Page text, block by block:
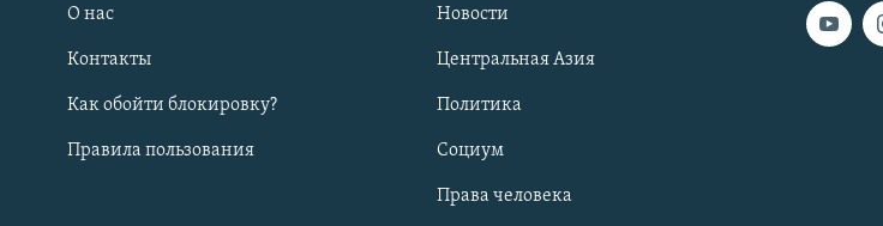
О нас
Контакты
Как обойти блокировку?
Правила пользования
Новости
Центральная Азия
Политика
Социум
Права человека